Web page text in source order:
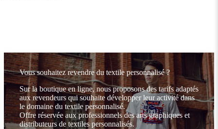
Vous souhaitez revendre du textile personnalisé ?
Sur la boutique en ligne, nous proposons des tarifs adaptés
aux revendeurs qui souhaite développer leur activité dans
le domaine du textile personnalisé.
Offre réservée aux professionnels des arts graphiques et
distributeurs de textiles personnalisés.